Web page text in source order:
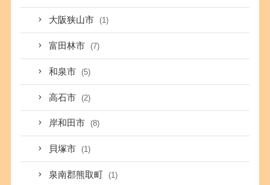
大阪狭山市 (1)
富田林市 (7)
和泉市 (5)
高石市 (2)
岸和田市 (8)
貝塚市 (1)
泉南郡熊取町 (1)